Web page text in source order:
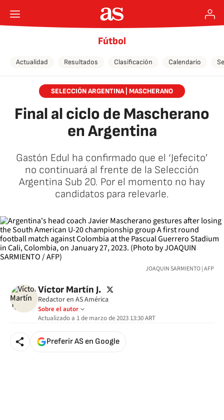
Fútbol
Actualidad Resultados Clasificación Calendario
SELECCIÓN ARGENTINA | MASCHERANO
Final al ciclo de Mascherano
en Argentina
Gastón Edul ha confirmado que el ‘Jefecito’
no continuará al frente de la Selección
Argentina Sub 20. Por el momento no hay
candidatos para relevarle.
JOAQUIN SARMIENTO | AFP
Víctor Martín J. twitter
Redactor en AS América
Sobre el autor
Actualizado a 1 de marzo de 2023 13:30ART
Preferir AS en Google